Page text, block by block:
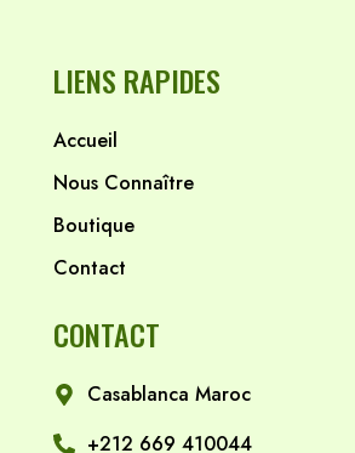
LIENS RAPIDES
Accueil
Nous Connaître
Boutique
Contact
CONTACT
Casablanca Maroc
+212 669 410044